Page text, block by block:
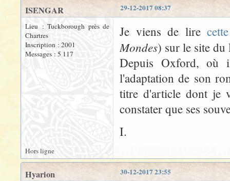
29-12-2017 08:37
ISENGAR
Lieu : Tuckborough près de
Chartres
Inscription : 2001
Messages : 5 117
Je viens de lire
Mondes) sur le site
Depuis Oxford, où
l'adaptation de son
titre d'article dont je
constater que ses
I.
Hors ligne
30-12-2017 23:55
Hyarion